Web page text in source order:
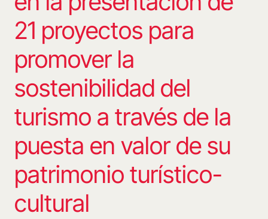
21 proyectos para
promover la
sostenibilidad del
turismo a través de la
puesta en valor de su
patrimonio turístico-
cultural